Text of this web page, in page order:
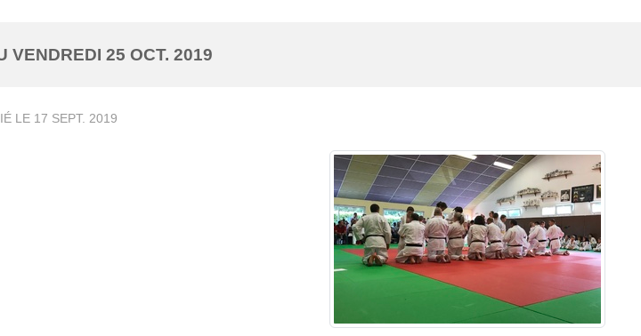
VENDREDI 25 OCT. 2019
LE 17 SEPT. 2019